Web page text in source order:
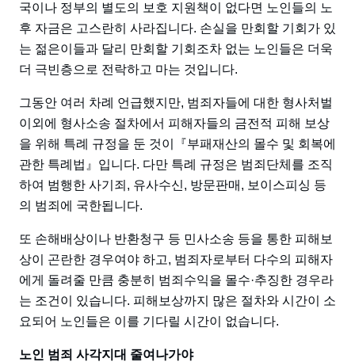
국이나 정부의 별도의 보호 지원책이 없다면 노인들의 노
후 자금은 고스란히 사라집니다. 손실을 만회할 기회가 있
는 젊은이들과 달리 만회할 기회조차 없는 노인들은 더욱
더 극빈층으로 전락하고 마는 것입니다.
그동안 여러 차례 언급했지만, 범죄자들에 대한 형사처벌
이외에 형사소송 절차에서 피해자들의 금전적 피해 보상
을 위해 특례 규정을 둔 것이『부패재산의 몰수 및 회복에
관한 특례법』입니다. 다만 특례 규정은 범죄단체를 조직
하여 범행한 사기죄, 유사수신, 방문판매, 보이스피싱 등
의 범죄에 국한됩니다.
또 손해배상이나 반환청구 등 민사소송 등을 통한 피해보
상이 곤란한 경우여야 하고, 범죄자로부터 다수의 피해자
에게 돌려줄 만큼 충분히 범죄수익을 몰수·추징한 경우라
는 조건이 있습니다. 피해보상까지 많은 절차와 시간이 소
요되어 노인들은 이를 기다릴 시간이 없습니다.
노인 범죄 사각지대 줄여나가야